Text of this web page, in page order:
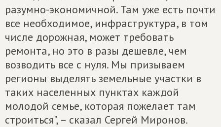
разумно-экономичной. Там уже есть почти
все необходимое, инфраструктура, в том
числе дорожная, может требовать
ремонта, но это в разы дешевле, чем
возводить все с нуля. Мы призываем
регионы выделять земельные участки в
таких населенных пунктах каждой
молодой семье, которая пожелает там
строиться", – сказал Сергей Миронов.